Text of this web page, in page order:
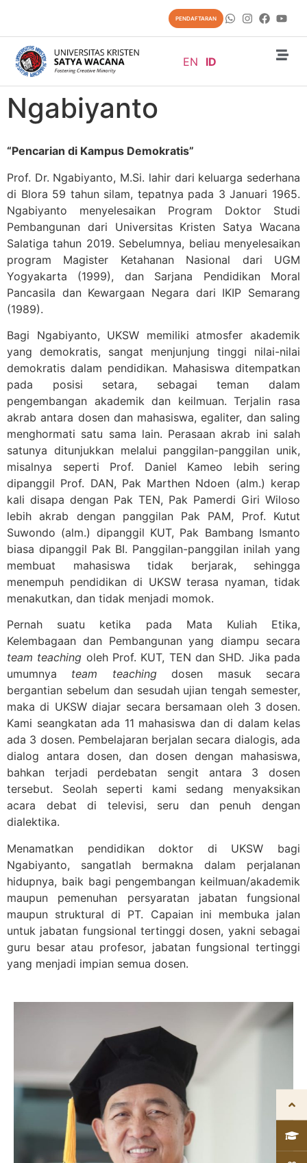
PENDAFTARAN
EN ID
Ngabiyanto
“Pencarian di Kampus Demokratis”
Prof. Dr. Ngabiyanto, M.Si. lahir dari keluarga sederhana
di Blora 59 tahun silam, tepatnya pada 3 Januari 1965.
Ngabiyanto menyelesaikan Program Doktor Studi
Pembangunan dari Universitas Kristen Satya Wacana
Salatiga tahun 2019. Sebelumnya, beliau menyelesaikan
program Magister Ketahanan Nasional dari UGM
Yogyakarta (1999), dan Sarjana Pendidikan Moral
Pancasila dan Kewargaan Negara dari IKIP Semarang
(1989).
Bagi Ngabiyanto, UKSW memiliki atmosfer akademik
yang demokratis, sangat menjunjung tinggi nilai-nilai
demokratis dalam pendidikan. Mahasiswa ditempatkan
pada posisi setara, sebagai teman dalam
pengembangan akademik dan keilmuan. Terjalin rasa
akrab antara dosen dan mahasiswa, egaliter, dan saling
menghormati satu sama lain. Perasaan akrab ini salah
satunya ditunjukkan melalui panggilan-panggilan unik,
misalnya seperti Prof. Daniel Kameo lebih sering
dipanggil Prof. DAN, Pak Marthen Ndoen (alm.) kerap
kali disapa dengan Pak TEN, Pak Pamerdi Giri Wiloso
lebih akrab dengan panggilan Pak PAM, Prof. Kutut
Suwondo (alm.) dipanggil KUT, Pak Bambang Ismanto
biasa dipanggil Pak BI. Panggilan-panggilan inilah yang
membuat mahasiswa tidak berjarak, sehingga
menempuh pendidikan di UKSW terasa nyaman, tidak
menakutkan, dan tidak menjadi momok.
Pernah suatu ketika pada Mata Kuliah Etika,
Kelembagaan dan Pembangunan yang diampu secara
team teaching oleh Prof. KUT, TEN dan SHD. Jika pada
umumnya team teachingdosen masuk secara
bergantian sebelum dan sesudah ujian tengah semester,
maka di UKSW diajar secara bersamaan oleh 3 dosen.
Kami seangkatan ada 11 mahasiswa dan di dalam kelas
ada 3 dosen. Pembelajaran berjalan secara dialogis, ada
dialog antara dosen, dan dosen dengan mahasiswa,
bahkan terjadi perdebatan sengit antara 3 dosen
tersebut. Seolah seperti kami sedang menyaksikan
acara debat di televisi, seru dan penuh dengan
dialektika.
Menamatkan pendidikan doktor di UKSW bagi
Ngabiyanto, sangatlah bermakna dalam perjalanan
hidupnya, baik bagi pengembangan keilmuan/akademik
maupun pemenuhan persyaratan jabatan fungsional
maupun struktural di PT. Capaian ini membuka jalan
untuk jabatan fungsional tertinggi dosen, yakni sebagai
guru besar atau profesor, jabatan fungsional tertinggi
yang menjadi impian semua dosen.